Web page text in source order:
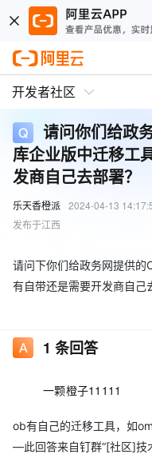
开发者社区
请问你们给政
库企业版中迁移工
发商自己去部署？
乐天香橙派 2024-04-13
发布于江西
请问下你们给政务网提供
有自带还是需要开发商自己
1 条回答
一颗橙子11111
ob有自己的迁移工具，如
—此回答来自钉群“[社区]技